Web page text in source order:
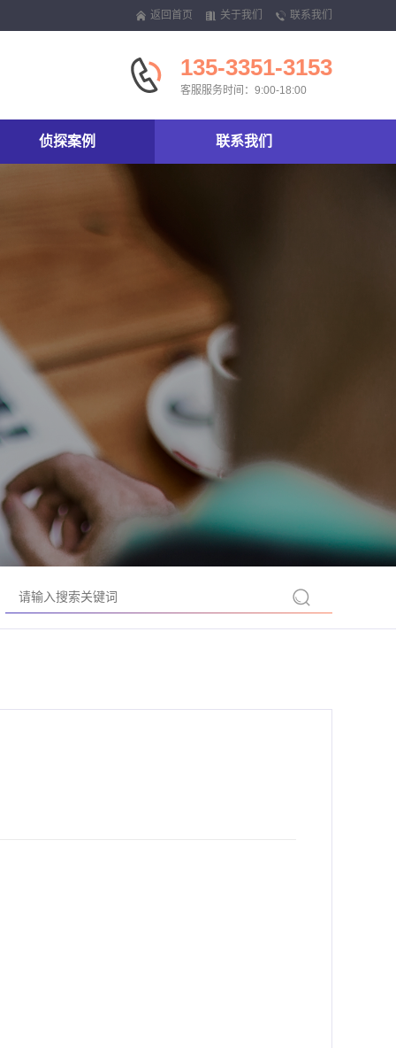
返回首页 关于我们 联系我们
135-3351-3153
客服服务时间：9:00-18:00
侦探案例 联系我们